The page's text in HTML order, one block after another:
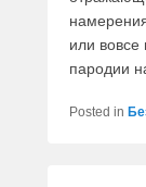
или вовсе
пародии
Posted in